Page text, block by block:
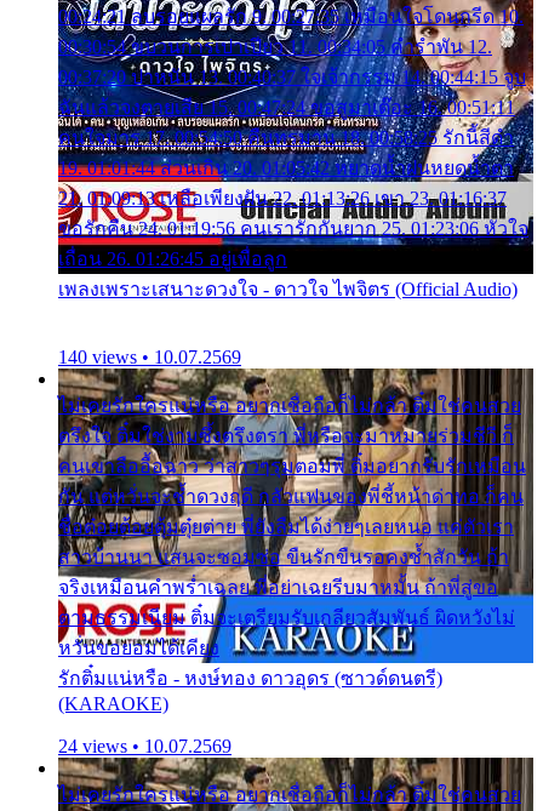
00:24:21 ลบรอยแผลรัก 9. 00:27:35 เหมือนใจโดนกรีด 10.
00:30:54 ขบวนการเปาเปียว 11. 00:34:05 คำรำพัน 12.
00:37:20 ปาหนัน 13. 00:40:37 ใจเจ้ากรรม 14. 00:44:15 จูบ
ฉันแล้วจงตายเสีย 15. 00:47:24 ขอสูมาเต๊อะ 16. 00:51:11
คนใจมาร 17. 00:54:50 คืนทรมาน 18. 00:58:25 รักนี้สีดำ
19. 01:01:44 ส่วนเกิน 20. 01:05:42 หยาดน้ำฝนหยดน้ำตา
21. 01:09:13 เหลือเพียงฝัน 22. 01:13:26 เขา 23. 01:16:37
ขอรักคืน 24. 01:19:56 คนเรารักกันยาก 25. 01:23:06 หัวใจ
เถื่อน 26. 01:26:45 อยู่เพื่อลูก
เพลงเพราะเสนาะดวงใจ - ดาวใจ ไพจิตร (Official Audio)
140 views • 10.07.2569
ไม่เคยรักใครแน่หรือ อยากเชื่อถือก็ไม่กล้า ติ๋มใช่คนสวย
ตรึงใจ ติ๋มใช่งามซึ้งตรึงตรา พี่หรือจะมาหมายร่วมชีวี ก็
คนเขาลืออื้อฉาว ว่าสาวๆรุมตอมพี่ ติ๋มอยากรับรักเหมือน
กัน แต่หวั่นจะช้ำดวงฤดี กลัวแฟนของพี่ชี้หน้าด่าทอ ก็คน
ชื่อต๋อยต้อยตุ้มตุ๋ยต่าย พี่ยังลืมได้ง่ายๆเลยหนอ แค่ตัวเรา
สาวบ้านนา แสนจะซอมซ่อ ขืนรักขืนรอคงช้ำสักวัน ถ้า
จริงเหมือนคำพร่ำเฉลย พี่อย่าเฉยรีบมาหมั้น ถ้าพี่สู่ขอ
ตามธรรมเนียม ติ๋มจะเตรียมรับเกลียวสัมพันธ์ ผิดหวังไม่
หวั่นขอยอมได้เคียง
รักติ๋มแน่หรือ - หงษ์ทอง ดาวอุดร (ซาวด์ดนตรี)
(KARAOKE)
24 views • 10.07.2569
ไม่เคยรักใครแน่หรือ อยากเชื่อถือก็ไม่กล้า ติ๋มใช่คนสวย